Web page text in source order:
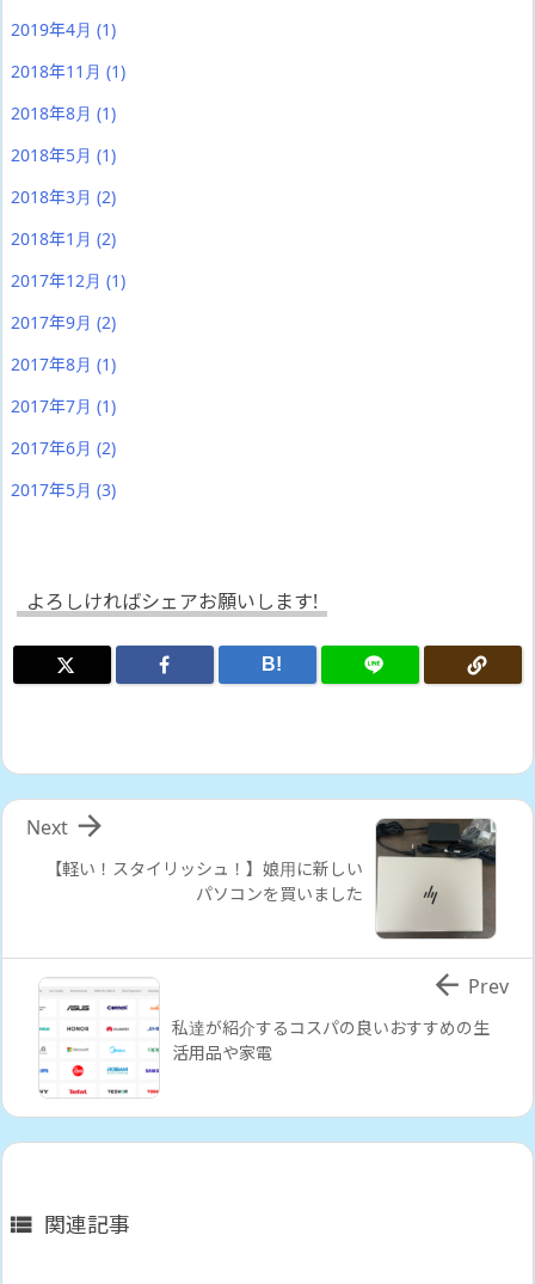
2019年4月 (1)
2018年11月 (1)
2018年8月 (1)
2018年5月 (1)
2018年3月 (2)
2018年1月 (2)
2017年12月 (1)
2017年9月 (2)
2017年8月 (1)
2017年7月 (1)
2017年6月 (2)
2017年5月 (3)
よろしければシェアお願いします!
B!
【軽い！スタイリッシュ！】娘用に新しい
パソコンを買いました

Next
私達が紹介するコスパの良いおすすめの生
活用品や家電
 Prev
 関連記事